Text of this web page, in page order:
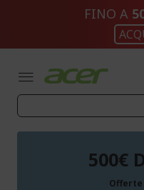
FINO A
500€
Offerte